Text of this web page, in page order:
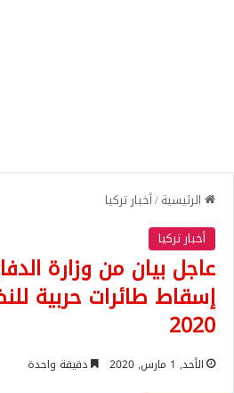
الرئيسية/أخبار تركيا
أخبار تركيا
عاجل بيان من وزارة
2020
الأحد, 1 مارس, 2020 دقيقة واحدة